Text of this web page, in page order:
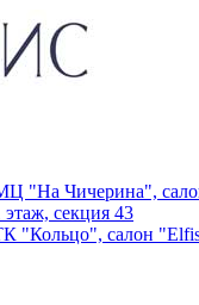
"На Чичерина",
секция 43
"Кольцо", салон